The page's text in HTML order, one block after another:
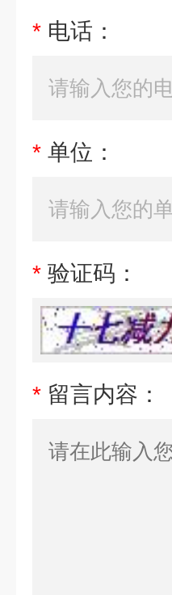
* 电话：
* 单位：
* 验证码：
* 留言内容：